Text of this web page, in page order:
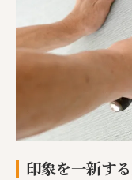
印象を一新す